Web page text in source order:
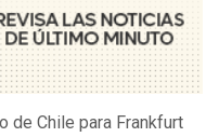
de Chile para Frankfurt